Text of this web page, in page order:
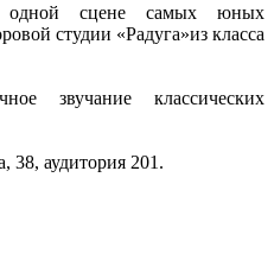
одной сцене самых юных
студии «Радуга»из класса
звучание классических
38, аудитория 201.